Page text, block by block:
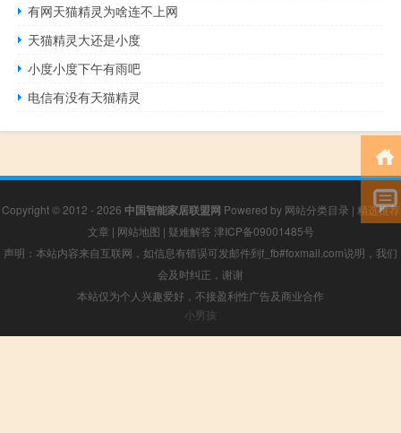
有网天猫精灵为啥连不上网
天猫精灵大还是小度
小度小度下午有雨吧
电信有没有天猫精灵
Copyright © 2012 - 2026 中国智能家居联盟网 Powered by 网站分类目录 | 精选推荐
文章 | 网站地图 | 疑难解答 津ICP备09001485号
声明：本站内容来自互联网，如信息有错误可发邮件到f_fb#foxmail.com说明，我们
会及时纠正，谢谢
本站仅为个人兴趣爱好，不接盈利性广告及商业合作
小男孩